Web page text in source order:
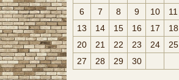
6
7 8 9 10 11
13
14 15 16 17 18
20
21 22 23 24 25
27
28 29 30